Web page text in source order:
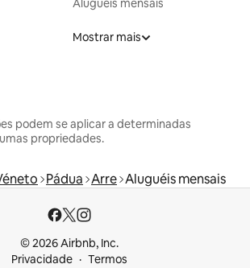
Aluguéis mensais
Mostrar mais
podem se aplicar a determinadas
propriedades.
Pádua Arre Aluguéis mensais
© 2026 Airbnb, Inc.
Privacidade
Termos